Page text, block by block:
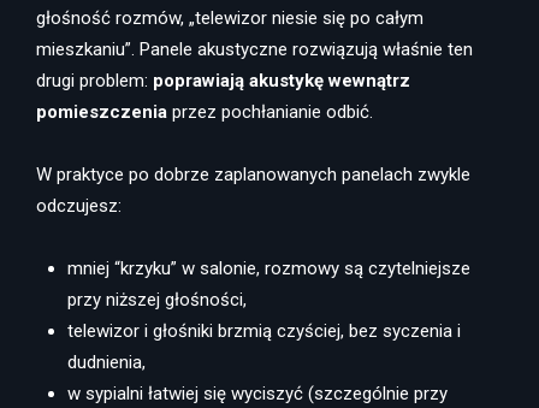
głośność rozmów, „telewizor niesie się po całym
mieszkaniu”. Panele akustyczne rozwiązują właśnie ten
drugi problem: poprawiają akustykę wewnątrz
pomieszczenia przez pochłanianie odbić.
W praktyce po dobrze zaplanowanych panelach zwykle
odczujesz:
mniej “krzyku” w salonie, rozmowy są czytelniejsze
przy niższej głośności,
telewizor i głośniki brzmią czyściej, bez syczenia i
dudnienia,
w sypialni łatwiej się wyciszyć (szczególnie przy